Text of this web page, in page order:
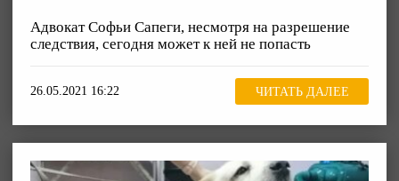
Адвокат Софьи Сапеги, несмотря на разрешение
следствия, сегодня может к ней не попасть
26.05.2021 16:22 ЧИТАТЬ ДАЛЕЕ